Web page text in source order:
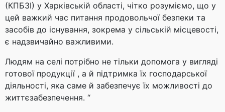
(КПБЗІ) у Харківській області, чітко розуміємо, що у
цей важкий час питання продовольчої безпеки та
засобів до існування, зокрема у сільській місцевості,
є надзвичайно важливими.
Людям на селі потрібно не тільки допомога у вигляді
готової продукції , а й підтримка їх господарської
діяльності, яка саме й забезпечує їх можливості до
життєзабезпечення. “